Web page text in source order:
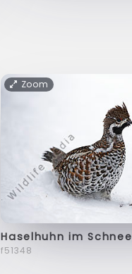
Zoom
Haselhuhn im Schnee
f51348